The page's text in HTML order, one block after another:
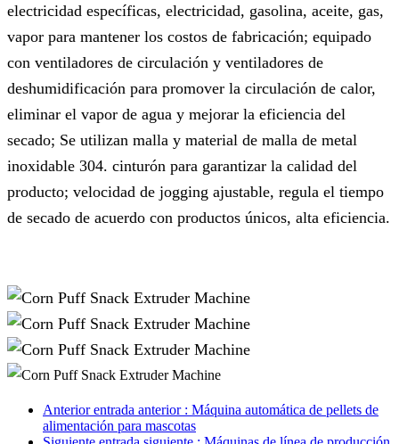
electricidad específicas, electricidad, gasolina, aceite, gas,
vapor para mantener los costos de fabricación; equipado
con ventiladores de circulación y ventiladores de
deshumidificación para promover la circulación de calor,
eliminar el vapor de agua y mejorar la eficiencia del
secado; Se utilizan malla y material de malla de metal
inoxidable 304. cinturón para garantizar la calidad del
producto; velocidad de jogging ajustable, regula el tiempo
de secado de acuerdo con productos únicos, alta eficiencia.
Anterior entrada anterior : Máquina automática de pellets de
alimentación para mascotas